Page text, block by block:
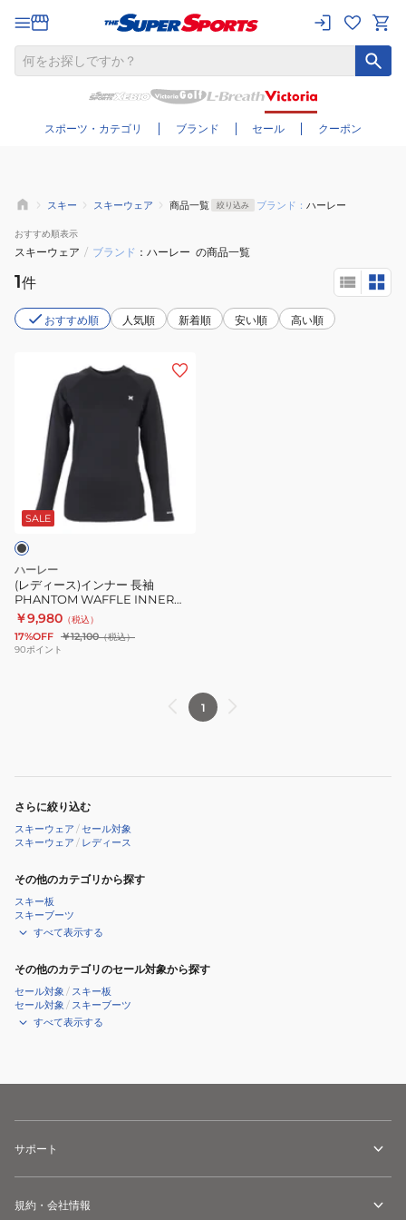
スポーツ・カテゴリ ブランド セール クーポン
さらに絞り込む
スキー スキーウェア 商品一覧 絞り込み ブランド： ハーレー
おすすめ順表示
スキーウェア / ブランド ハーレー の商品一覧
1件
おすすめ順 人気順 新着順 安い順 高い順
ナ
ー
長
袖
PHANTOM
WAFFLE
INNER
ク
ル
ネ
ク
WIW2200001-
BLK
ラ
ッ
ク
速
ス
キ
ノ
SALE
ハーレー
(レディース)インナー 長袖
PHANTOM WAFFLE INNER
CREW ワッフル クルーネック
WIW2200001-BLK ブラック 吸
汗速乾 スキー スノーボード
￥9,980 （税込）
17%OFF ￥12,100（税込）
90ポイント
1
さらに絞り込む
スキーウェア /セール対象
スキーウェア / レディース
その他のカテゴリから探す
スキー板
スキーブーツ
すべて表示する
その他のカテゴリのセール対象から探す
セール対象 / スキー板
セール対象 / スキーブーツ
すべて表示する
サポート
規約・会社情報